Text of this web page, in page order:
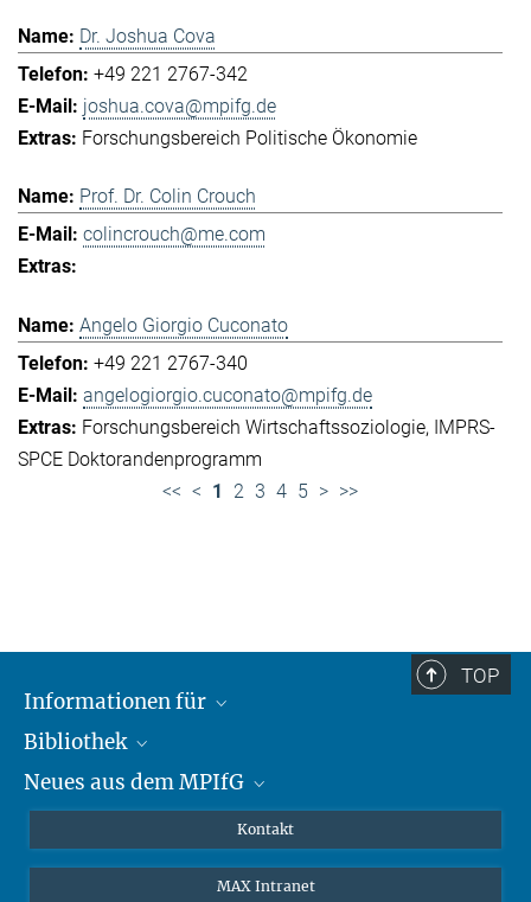
Dr. Joshua Cova
+49 221 2767-342
joshua.cova@mpifg.de
Forschungsbereich Politische Ökonomie
Prof. Dr. Colin Crouch
colincrouch@me.com
Angelo Giorgio Cuconato
+49 221 2767-340
angelogiorgio.cuconato@mpifg.de
Forschungsbereich Wirtschaftssoziologie IMPRS-
SPCE Doktorandenprogramm
<< < 1 2 3 4 5 > >>
TOP
Informationen für
Forschende
Gäste
Bibliothek
Profil
Neues aus dem MPIfG
Newsletter abonnieren
Kontakt
MAX Intranet